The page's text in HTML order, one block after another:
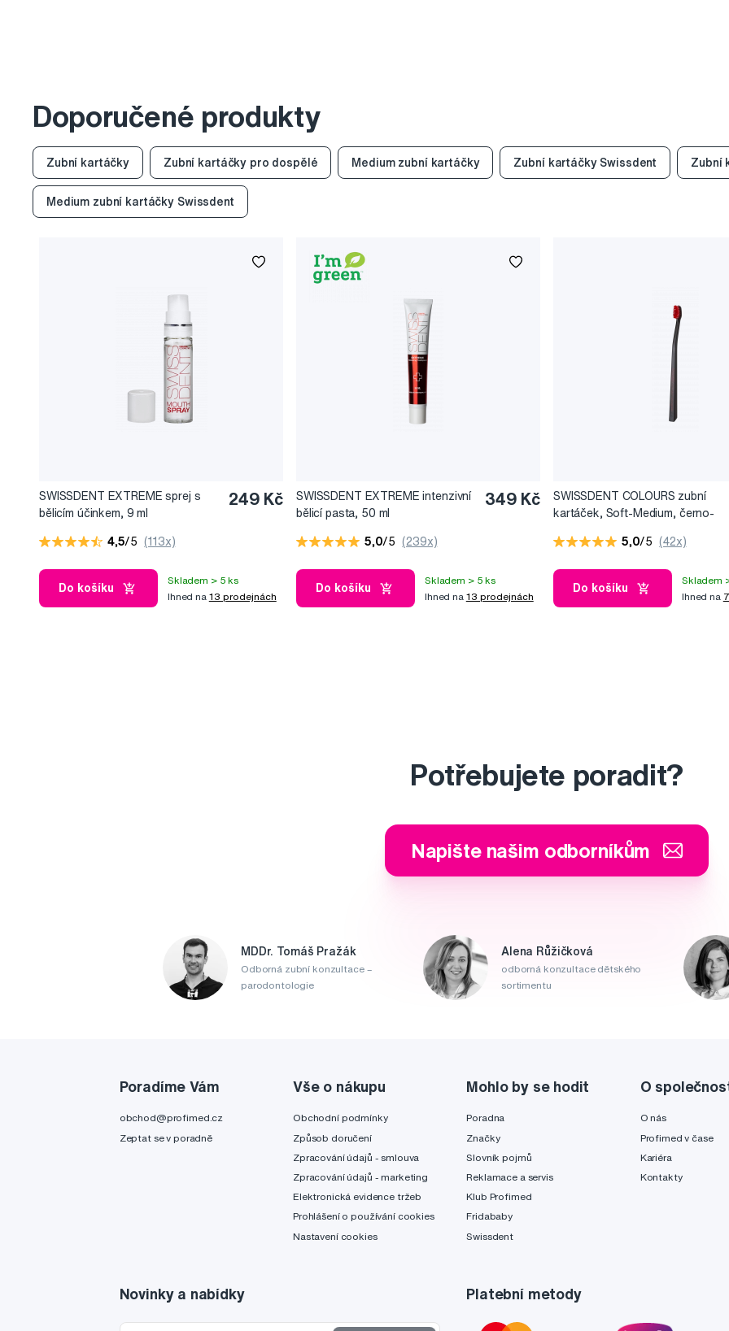
Doporučené produkty
Zubní kartáčky Zubní kartáčky pro dospělé Medium zubní kartáčky Zubní kartáčky Swissdent Zubní
Medium zubní kartáčky Swissdent
SWISSDENT EXTREME sprej s
bělicím účinkem, 9 ml
249 Kč
4,5/5 (113x)
Do košíku
Skladem > 5 ks
Ihned na 13 prodejnách
SWISSDENT EXTREME intenzivní
bělicí pasta, 50 ml
349 Kč
5,0/5 (239x)
Do košíku
Skladem > 5 ks
Ihned na 13 prodejnách
SWISSDENT COLOURS zubní
kartáček, Soft-Medium, černo-
5,0/5 (42x)
Do košíku
Skladem
Ihned na
Potřebujete poradit?
Napište našim odborníkům
MDDr. Tomáš Pražák
Odborná zubní konzultace –
parodontologie
Alena Růžičková
odborná konzultace dětského
sortimentu
Poradíme Vám
obchod@profimed.cz
Zeptat se v poradně
Vše o nákupu
Obchodní podmínky
Způsob doručení
Zpracování údajů - smlouva
Zpracování údajů - marketing
Elektronická evidence tržeb
Prohlášení o používání cookies
Nastavení cookies
Mohlo by se hodit
Poradna
Značky
Slovník pojmů
Reklamace a servis
Klub Profimed
Fridababy
Swissdent
O
O nás
Profimed v čase
Kariéra
Kontakty
Novinky a nabídky Platební metody